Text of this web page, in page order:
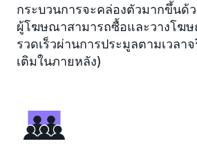
กระบวนการจะคล่องตัวมากขึ้นด้
ผู้โฆษณาสามารถซื้อและวางโฆ
รวดเร็วผ่านการประมูลตามเวลา
เติมในภายหลัง)